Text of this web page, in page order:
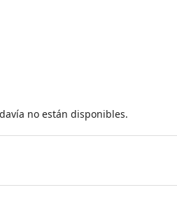
no están disponibles.